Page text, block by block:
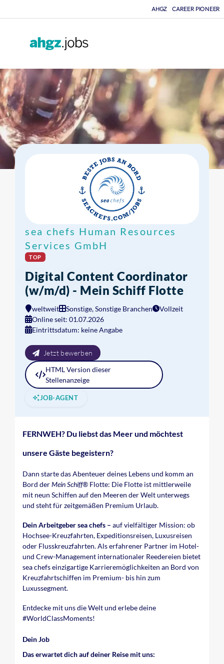
AHGZ CAREER PIONEER
sea chefs Human Resources
Services GmbH
TOP
Digital Content Coordinator
(w/m/d) - Mein Schiff Flotte
weltweit Sonstige, Sonstige Branchen
Vollzeit
Online seit: 01.07.2026
Eintrittsdatum: keine Angabe
Jetzt bewerben
HTMLVersion dieser
Stellenanzeige
JOB-AGENT
FERNWEH? Du liebst das Meer und möchtest
unsere Gäste begeistern?
Dann starte das Abenteuer deines Lebens und komm an
Bord derMein Schiff® Flotte: Die Flotte ist mittlerweile
mit neun Schiffen auf den Meeren der Welt unterwegs
und steht für zeitgemäßen Premium Urlaub.
Dein Arbeitgeber sea chefs – auf vielfältiger Mission: ob
Hochsee-Kreuzfahrten, Expeditionsreisen, Luxusreisen
oder Flusskreuzfahrten. Als erfahrener Partner im Hotel-
und Crew-Management internationaler Reedereien bietet
sea chefs einzigartige Karrieremöglichkeiten an Bord von
Kreuzfahrtschiffen im Premium- bis hin zum
Luxussegment.
Entdecke mit uns die Welt und erlebe deine
#WorldClassMoments!
Dein Job
Das erwartet dich auf deiner Reise mit uns: